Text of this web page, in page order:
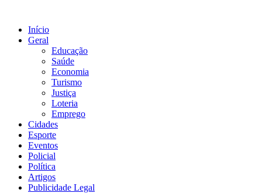
conteúdo
Início
Geral
Educação
Saúde
Economia
Turismo
Justiça
Loteria
Emprego
Cidades
Esporte
Eventos
Policial
Política
Artigos
Publicidade Legal